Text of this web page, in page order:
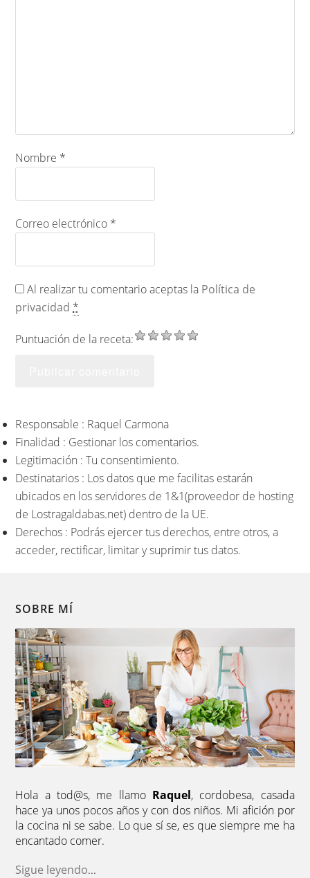
Nombre *
Correo electrónico *
Al realizar tu comentario aceptas la Política de
privacidad *
Puntuación de la receta:
Responsable : Raquel Carmona
Finalidad : Gestionar los comentarios.
Legitimación : Tu consentimiento.
Destinatarios : Los datos que me facilitas estarán
ubicados en los servidores de 1&1(proveedor de hosting
de Lostragaldabas.net) dentro de la UE.
Derechos : Podrás ejercer tus derechos, entre otros, a
acceder, rectificar, limitar y suprimir tus datos.
SOBRE MÍ
Hola a tod@s, me llamo Raquel, cordobesa, casada
hace ya unos pocos años y con dos niños. Mi afición por
la cocina ni se sabe. Lo que sí se, es que siempre me ha
encantado comer.
Sigue leyendo...